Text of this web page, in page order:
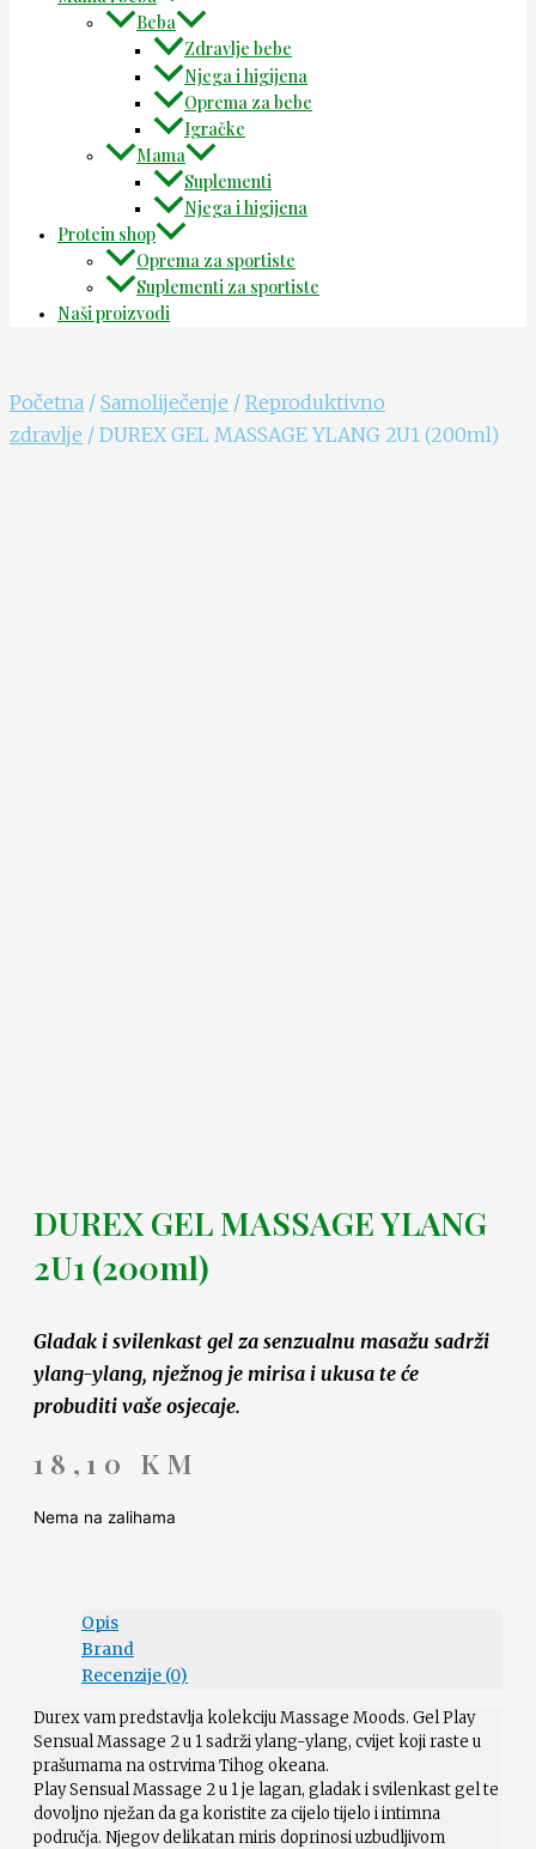
Beba
Zdravlje bebe
Njega i higijena
Oprema za bebe
Igračke
Mama
Suplementi
Njega i higijena
Protein shop
Oprema za sportiste
Suplementi za sportiste
Naši proizvodi
Početna / Samoliječenje / Reproduktivno
zdravlje / DUREX GEL MASSAGE YLANG 2U1 (200ml)
DUREX GEL MASSAGE YLANG
2U1 (200ml)
Gladak i svilenkast gel za senzualnu masažu sadrži
ylang-ylang, nježnog je mirisa i ukusa te će
probuditi vaše osjecaje.
18,10 KM
Nema na zalihama
Opis
Brand
Recenzije (0)
Durex vam predstavlja kolekciju Massage Moods. Gel Play
Sensual Massage 2 u 1 sadrži ylang-ylang, cvijet koji raste u
prašumama na ostrvima Tihog okeana.
Play Sensual Massage 2 u 1 je lagan, gladak i svilenkast gel te
dovoljno nježan da ga koristite za cijelo tijelo i intimna
područja. Njegov delikatan miris doprinosi uzbudljivom